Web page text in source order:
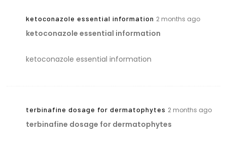
ketoconazole essential information 2 months ago
ketoconazole essential information
ketoconazole essential information
terbinafine dosage for dermatophytes 2 months ago
terbinafine dosage for dermatophytes